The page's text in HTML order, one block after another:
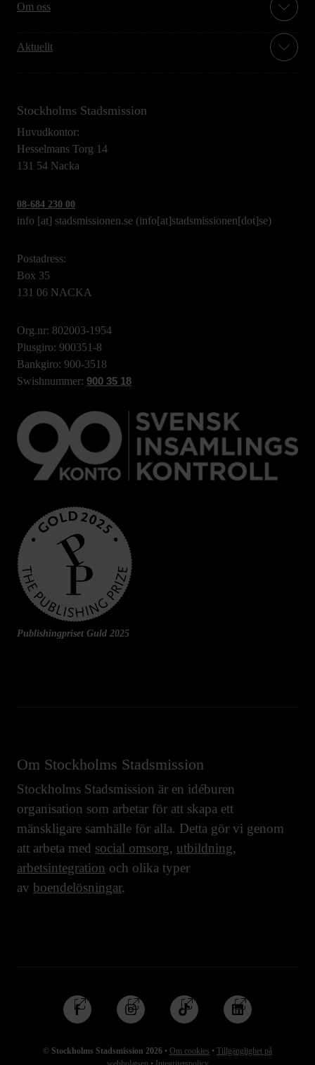
Om oss
Aktuellt
Stockholms Stadsmission
Huvudkontor:
Hesselmans Torg 14
131 54 Nacka
08-684 230 00
info [at] stadsmissionen.se (info[at]stadsmissionen[dot]se)
Postadress:
Box 35
131 06 NACKA
Org.nr: 802003-1954
Plusgiro: 900351-8
Bankgiro: 900-3518
Swishnummer: 900 35 18
Publishingpriset Guld 2025
Om Stockholms Stadsmission
Stockholms Stadsmission är en idéburen
organisation som arbetar för att skapa ett
mänskligare samhälle för alla. Detta gör vi genom
att arbeta med social omsorg, utbildning,
arbetsintegration och olika typer
av boendelösningar.
© Stockholms Stadsmission 2026 • Om cookies • Tillgänglighet på
Följ
oss
Facebook
Följ
oss
Instagram
Följ
oss
TikTok
Följ
oss
Linkedin